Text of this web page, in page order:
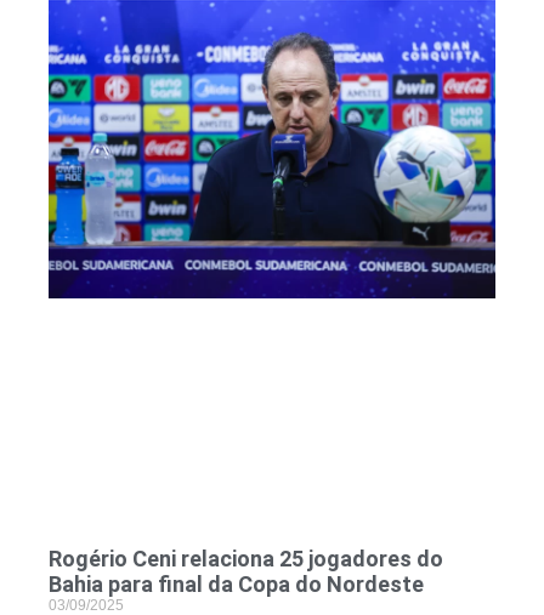
Rogério Ceni relaciona 25 jogadores do
Bahia para final da Copa do Nordeste
03/09/2025